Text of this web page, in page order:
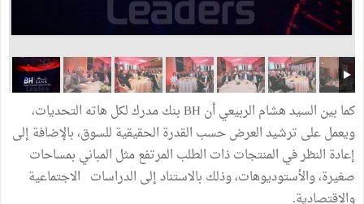
كما بين السيد هشام الربيعي أن BH بنك مدرك لكل هاته التحديات،
ويعمل على ترشيد العرض حسب القدرة الحقيقية للسوق، بالإضافة إلى
إعادة النظر في المنتجات ذات الطلب المرتفع مثل المباني بمساحات
صغيرة، والأستوديوهات، وذلك بالاستناد إلى الدراسات الاجتماعية